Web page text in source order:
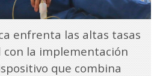
enfrenta las altas tasas
la implementación
que combina